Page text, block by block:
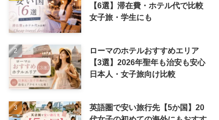
【6選】滞在費・ホテル代で比較
女子旅・学生にも
ローマのホテルおすすめエリア
【3選】2026年聖年も治安も安心
日本人・女子旅向け比較
英語圏で安い旅行先【5か国】20